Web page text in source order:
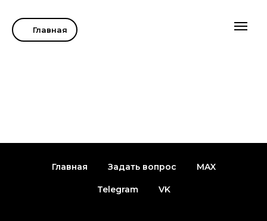
Главная
Главная Задать вопрос MAX
Telegram VK